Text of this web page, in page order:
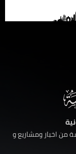
من اخبار ومشاريع و